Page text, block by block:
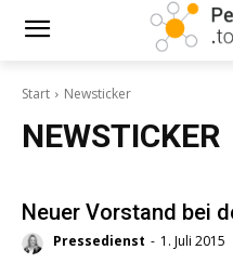
Start Newsticker
NEWSTICKER
Neuer Vorstand bei
Pressedienst - 1. Juli 2015